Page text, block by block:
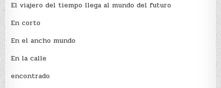
El viajero del tiempo llega al mundo del futuro
En corto
En el ancho mundo
En la calle
encontrado